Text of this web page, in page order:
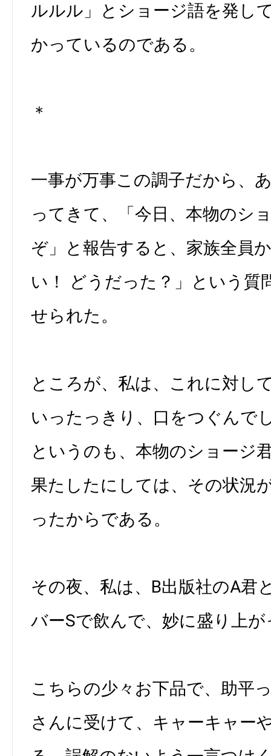
ルルル」とショージ語を発し
かっているのである。
＊
一事が万事この調子だから、
ってきて、「今日、本物のシ
ぞ」と報告すると、家族全員
い！ どうだった？」という質
せられた。
ところが、私は、これに対し
いったっきり、口をつぐんで
というのも、本物のショージ
果たしたにしては、その状況
ったからである。
その夜、私は、B出版社のA君
バーSで飲んで、妙に盛り上
こちらの少々お下品で、助平
さんに受けて、キャーキャー